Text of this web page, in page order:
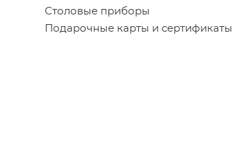
Столовые приборы
Подарочные карты и сертификаты